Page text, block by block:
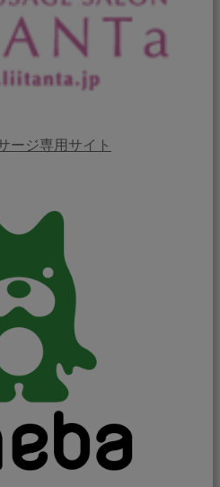
ージ専用サイト